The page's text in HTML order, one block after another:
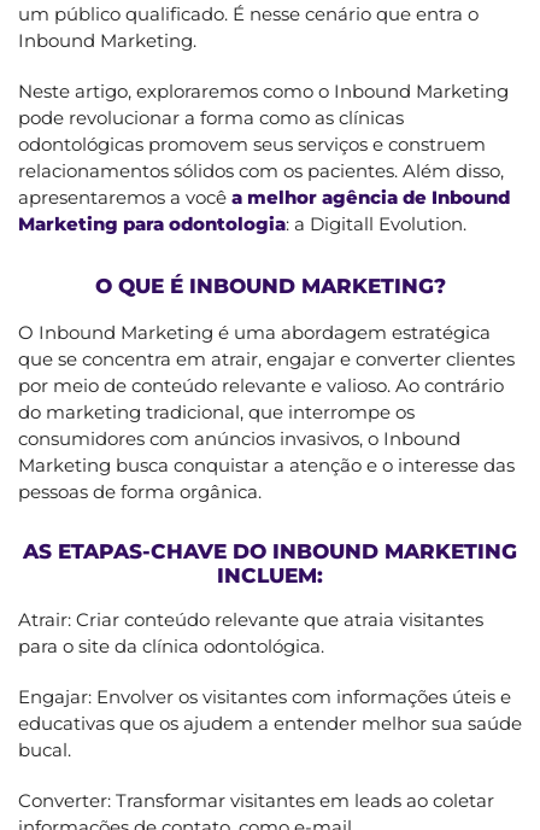
um público qualificado. É nesse cenário que entra o
Inbound Marketing.
Neste artigo, exploraremos como o Inbound Marketing
pode revolucionar a forma como as clínicas
odontológicas promovem seus serviços e construem
relacionamentos sólidos com os pacientes. Além disso,
apresentaremos a você a melhor agência de Inbound
Marketing para odontologia: a Digitall Evolution.
O QUE É INBOUND MARKETING?
O Inbound Marketing é uma abordagem estratégica
que se concentra em atrair, engajar e converter clientes
por meio de conteúdo relevante e valioso. Ao contrário
do marketing tradicional, que interrompe os
consumidores com anúncios invasivos, o Inbound
Marketing busca conquistar a atenção e o interesse das
pessoas de forma orgânica.
AS ETAPAS-CHAVE DO INBOUND MARKETING
INCLUEM:
Atrair: Criar conteúdo relevante que atraia visitantes
para o site da clínica odontológica.
Engajar: Envolver os visitantes com informações úteis e
educativas que os ajudem a entender melhor sua saúde
bucal.
Converter: Transformar visitantes em leads ao coletar